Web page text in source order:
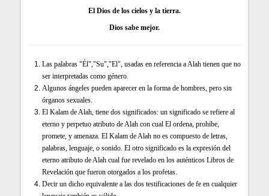
El Dios de los cielos y la tierra.
Dios sabe mejor.
Las palabras "Él","Su","El", usadas en referencia a Alah tienen que no
ser interpretadas como género.
Algunos ángeles pueden aparecer en la forma de hombres, pero sin
órganos sexuales.
El Kalam de Alah, tiene dos significados: un significado se refiere al
eterno y perpetuo atributo de Alah con cual El ordena, prohibe,
promete, y amenaza. El Kalam de Alah no es compuesto de letras,
palabras, lenguaje, o sonido. El otro significado es la expresión del
eterno atributo de Alah cual fue revelado en los auténticos Libros de
Revelación que fueron otorgados a los profetas.
Decir un dicho equivalente a las dos testificaciones de fe en cualquier